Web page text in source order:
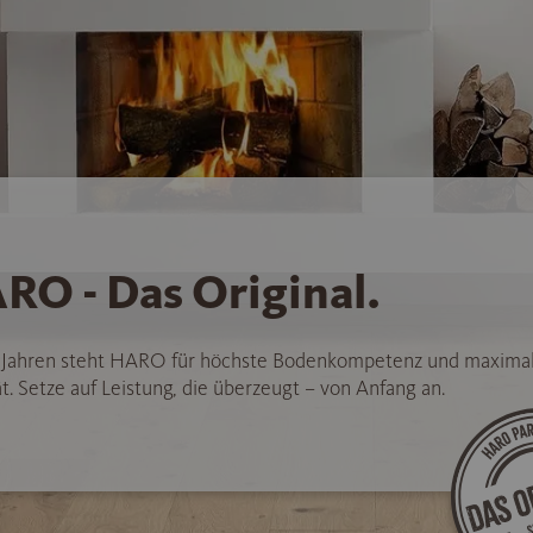
- Das Original.
steht HARO für höchste Bodenkompetenz und
Setze auf Leistung, die überzeugt – von Anfang an.